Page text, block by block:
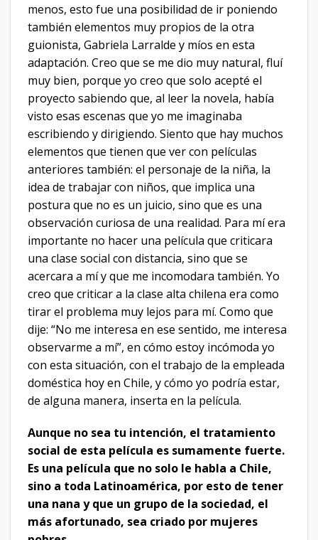
menos, esto fue una posibilidad de ir poniendo
también elementos muy propios de la otra
guionista, Gabriela Larralde y míos en esta
adaptación. Creo que se me dio muy natural, fluí
muy bien, porque yo creo que solo acepté el
proyecto sabiendo que, al leer la novela, había
visto esas escenas que yo me imaginaba
escribiendo y dirigiendo. Siento que hay muchos
elementos que tienen que ver con películas
anteriores también: el personaje de la niña, la
idea de trabajar con niños, que implica una
postura que no es un juicio, sino que es una
observación curiosa de una realidad. Para mí era
importante no hacer una película que criticara
una clase social con distancia, sino que se
acercara a mí y que me incomodara también. Yo
creo que criticar a la clase alta chilena era como
tirar el problema muy lejos para mí. Como que
dije: “No me interesa en ese sentido, me interesa
observarme a mí”, en cómo estoy incómoda yo
con esta situación, con el trabajo de la empleada
doméstica hoy en Chile, y cómo yo podría estar,
de alguna manera, inserta en la película.
Aunque no sea tu intención, el tratamiento
social de esta película es sumamente fuerte.
Es una película que no solo le habla a Chile,
sino a toda Latinoamérica, por esto de tener
una nana y que un grupo de la sociedad, el
más afortunado, sea criado por mujeres